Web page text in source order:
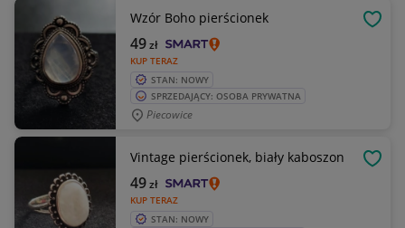
Wzór Boho pierścionek
KUP TERAZ
49zł
STAN: NOWY
SPRZEDAJĄCY: OSOBA PRYWATNA
Piecowice
Vintage pierścionek, biały kaboszon
KUP TERAZ
49zł
STAN: NOWY